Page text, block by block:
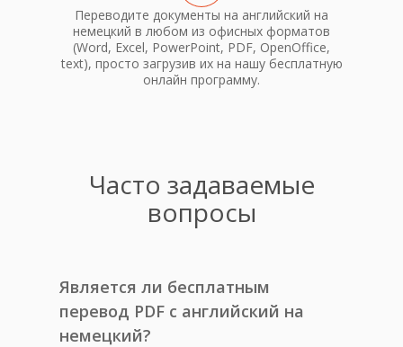
Переводите документы на английский на
немецкий в любом из офисных форматов
(Word, Excel, PowerPoint, PDF, OpenOffice,
text), просто загрузив их на нашу бесплатную
онлайн программу.
Часто задаваемые
вопросы
Является ли бесплатным
перевод PDF с английский на
немецкий?